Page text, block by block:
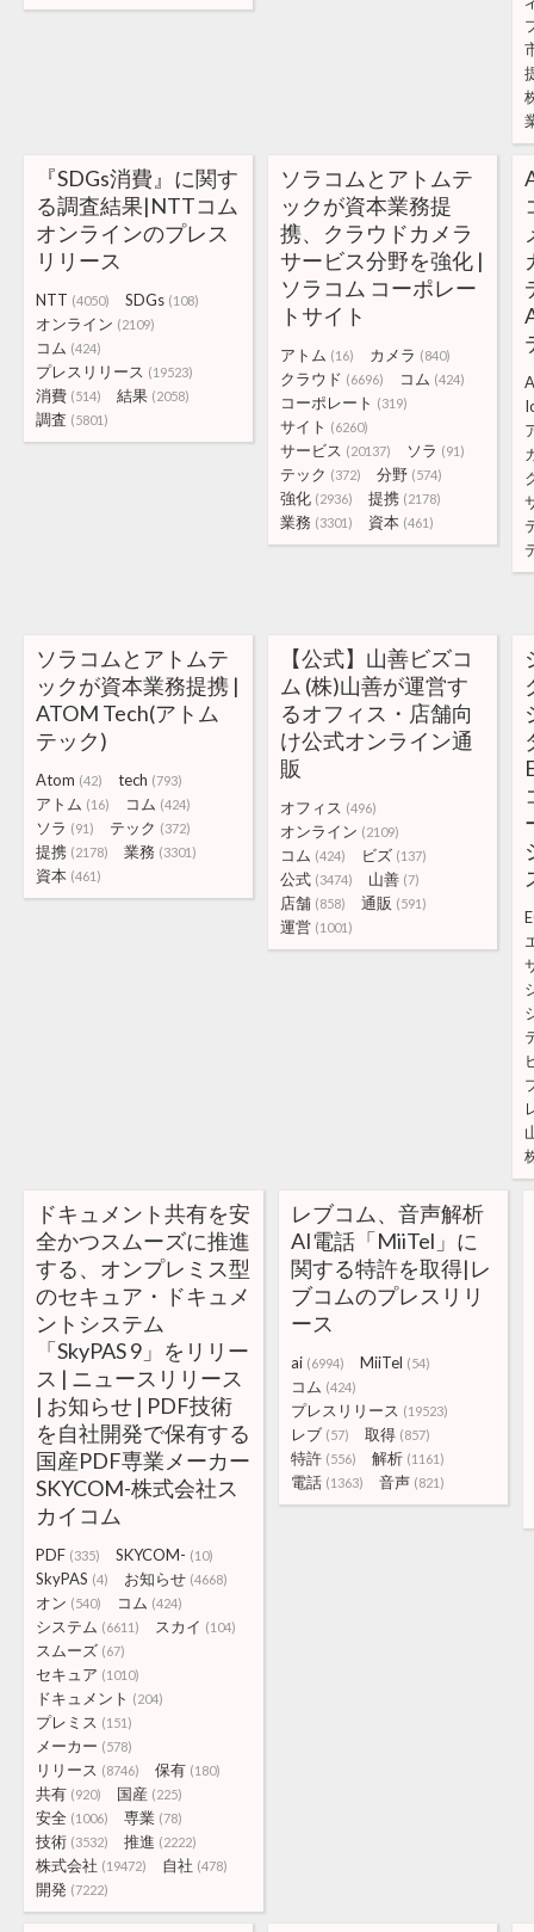
『SDGs消費』に関す
る調査結果|NTTコム
オンラインのプレス
リリース
NTT (4050) SDGs (108)
オンライン (2109)
コム (424)
プレスリリース (19523)
消費 (514) 結果 (2058)
調査 (5801)
ソラコムとアトムテ
ックが資本業務提
携、クラウドカメラ
サービス分野を強化 |
ソラコム コーポレー
トサイト
アトム (16) カメラ (840)
クラウド (6696) コム (424)
コーポレート (319)
サイト (6260)
サービス (20137) ソラ (91)
テック (372) 分野 (574)
強化 (2936) 提携 (2178)
業務 (3301) 資本 (461)
ソラコムとアトムテ
ックが資本業務提携 |
ATOM Tech(アトム
テック)
Atom (42) tech (793)
アトム (16) コム (424)
ソラ (91) テック (372)
提携 (2178) 業務 (3301)
資本 (461)
【公式】山善ビズコ
ム (株)山善が運営す
るオフィス・店舗向
け公式オンライン通
販
オフィス (496)
オンライン (2109)
コム (424) ビズ (137)
公式 (3474) 山善 (7)
店舗 (858) 通販 (591)
運営 (1001)
ドキュメント共有を安
全かつスムーズに推進
する、オンプレミス型
のセキュア・ドキュメ
ントシステム
「SkyPAS 9」をリリー
ス | ニュースリリース
| お知らせ | PDF技術
を自社開発で保有する
国産PDF専業メーカー
SKYCOM-株式会社ス
カイコム
PDF (335) SKYCOM- (10)
SkyPAS (4) お知らせ (4668)
オン (540) コム (424)
システム (6611) スカイ (104)
スムーズ (67)
セキュア (1010)
ドキュメント (204)
プレミス (151)
メーカー (578)
リリース (8746) 保有 (180)
共有 (920) 国産 (225)
安全 (1006) 専業 (78)
技術 (3532) 推進 (2222)
株式会社 (19472) 自社 (478)
開発 (7222)
レブコム、音声解析
AI電話「MiiTel」に
関する特許を取得|レ
ブコムのプレスリリ
ース
ai (6994) MiiTel (54)
コム (424)
プレスリリース (19523)
レブ (57) 取得 (857)
特許 (556) 解析 (1161)
電話 (1363) 音声 (821)